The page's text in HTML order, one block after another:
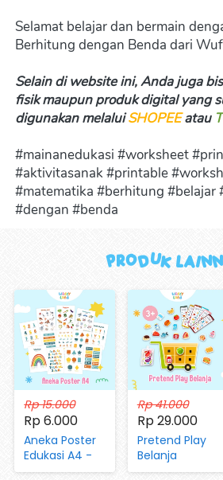
Selamat belajar dan bermain
Berhitung dengan Benda dari
Selain di website ini, Anda juga
fisik maupun produk digital yang
digunakan melalui SHOPEE atau
#mainanedukasi #worksheet
#aktivitasanak #printable
#matematika #berhitung #belajar
#dengan #benda
Produk
Rp 15.000
Rp 6.000
Aneka Poster
Edukasi A4 -
Mengenal
Rp 41.000
Rp 29.000
Pretend Play
Belanja
(dengan